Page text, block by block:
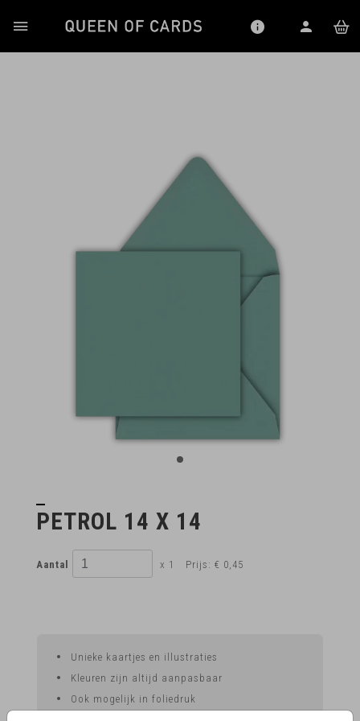
PETROL 14 X 14
Aantal x 1 Prijs: € 0,45
Unieke kaartjes en illustraties
Kleuren zijn altijd aanpasbaar
Ook mogelijk in foliedruk